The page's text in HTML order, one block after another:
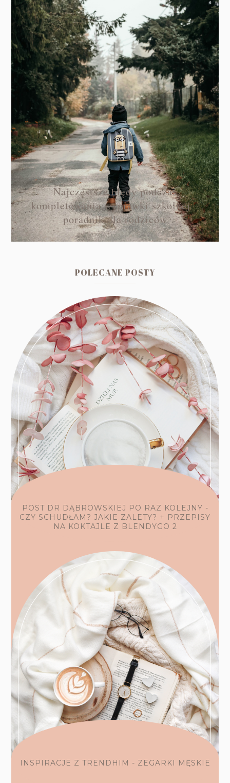
Najczęstsze błędy podczas
kompletowania wyprawki szkolnej –
poradnik dla rodziców
POLECANE POSTY
POST DR DĄBROWSKIEJ PO RAZ KOLEJNY -
CZY SCHUDŁAM? JAKIE ZALETY? + PRZEPISY
NA KOKTAJLE Z BLENDYGO 2
INSPIRACJE Z TRENDHIM - ZEGARKI MĘSKIE